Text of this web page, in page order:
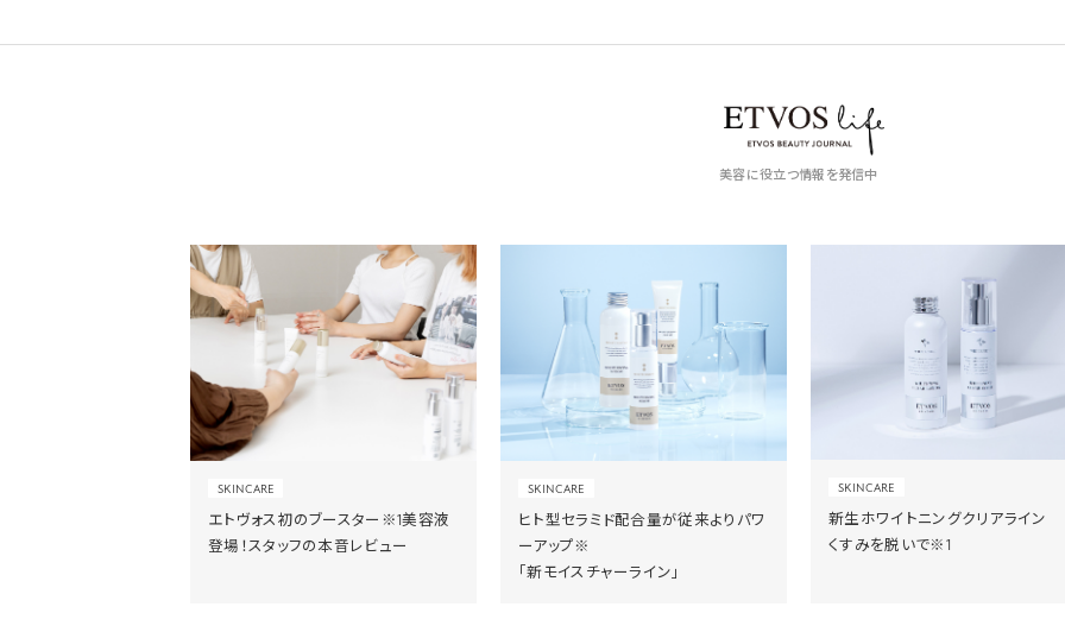
美容に役立つ情報を発信中
SKINCARE
エトヴォス初のブースター※1美容液
登場！スタッフの本音レビュー
SKINCARE
ヒト型セラミド配合量が従来よりパワ
ーアップ※
「新モイスチャーライン」
SKINCARE
新生ホワイトニングクリアライン
くすみを脱いで※1